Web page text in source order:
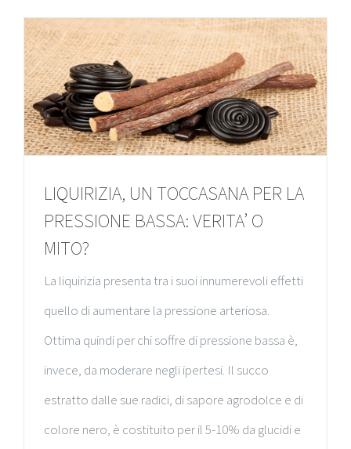
LIQUIRIZIA, UN TOCCASANA PER LA
PRESSIONE BASSA: VERITA’ O
MITO?
La liquirizia presenta tra i suoi innumerevoli effetti
quello di aumentare la pressione arteriosa.
Ottima quindi per chi soffre di pressione bassa è,
invece, da moderare negli ipertesi. Il succo
estratto dalle sue radici, di sapore agrodolce e di
colore nero, è costituito per il 5-10% da glucidi e